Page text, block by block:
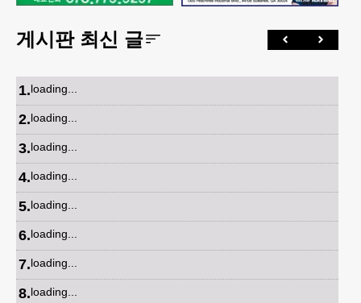
게시판 최신 글
1.loading...
2.loading...
3.loading...
4.loading...
5.loading...
6.loading...
7.loading...
8.loading...